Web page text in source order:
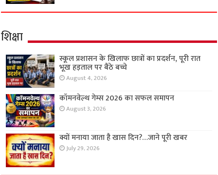
शिक्षा
स्कूल प्रशासन के खिलाफ छात्रों का प्रदर्शन, पूरी रात
भूख हड़ताल पर बैठे बच्चे
August 4, 2026
कॉमनवेल्थ गेम्स 2026 का सफल समापन
August 3, 2026
क्यों मनाया जाता है खास दिन?…जाने पूरी खबर
July 29, 2026